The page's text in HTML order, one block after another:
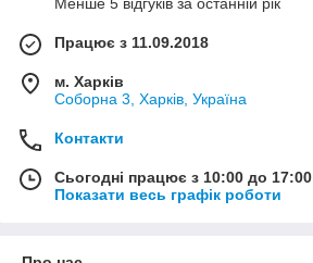
Менше 5 відгуків за останній рік
Працює з 11.09.2018
м. Харків
Соборна 3, Харків, Україна
Контакти
Сьогодні працює з 10:00 до 17:00
Показати весь графік роботи